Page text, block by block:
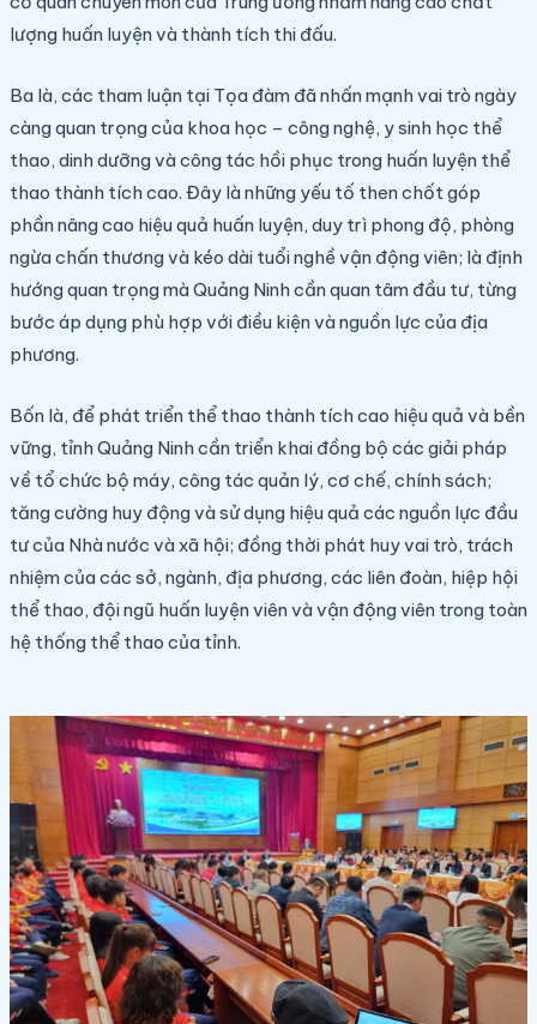
lượng huấn luyện và thành tích thi đấu.
Ba là, các tham luận tại Tọa đàm đã nhấn mạnh vai trò ngày
càng quan trọng của khoa học – công nghệ, y sinh học thể
thao, dinh dưỡng và công tác hồi phục trong huấn luyện thể
thao thành tích cao. Đây là những yếu tố then chốt góp
phần nâng cao hiệu quả huấn luyện, duy trì phong độ, phòng
ngừa chấn thương và kéo dài tuổi nghề vận động viên; là định
hướng quan trọng mà Quảng Ninh cần quan tâm đầu tư, từng
bước áp dụng phù hợp với điều kiện và nguồn lực của địa
phương.
Bốn là, để phát triển thể thao thành tích cao hiệu quả và bền
vững, tỉnh Quảng Ninh cần triển khai đồng bộ các giải pháp
về tổ chức bộ máy, công tác quản lý, cơ chế, chính sách;
tăng cường huy động và sử dụng hiệu quả các nguồn lực đầu
tư của Nhà nước và xã hội; đồng thời phát huy vai trò, trách
nhiệm của các sở, ngành, địa phương, các liên đoàn, hiệp hội
thể thao, đội ngũ huấn luyện viên và vận động viên trong toàn
hệ thống thể thao của tỉnh.